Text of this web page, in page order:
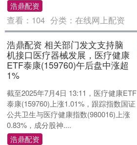
浩鼎配资
查看： 104 分类：在线网上配资
浩鼎配资 相关部门发文支持脑
机接口医疗器械发展，医疗健康
ETF泰康(159760)午后盘中涨超
1%
截至2025年7月4日 13:11，医疗健康ETF
泰康(159760)上涨1.01%，跟踪指数国证
公共卫生与医疗健康指数(980016)上涨
0.83%，成分股神....
浩鼎配资